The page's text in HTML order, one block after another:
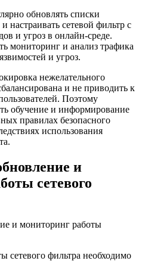
обновлять списки
настраивать сетевой фильтр с
и угроз в онлайн-среде.
мониторинг и анализ трафика
и угроз.
нежелательного
и не приводить к
Поэтому
обучение и информирование
правилах безопасного
использования
и
сетевого
и мониторинг работы
сетевого фильтра необходимо